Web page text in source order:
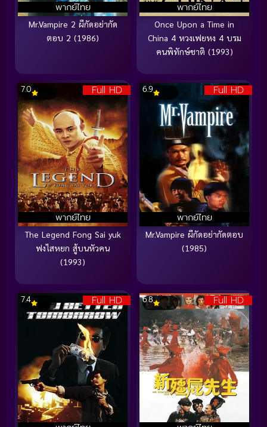
พากย์ไทย
Mr.Vampire 2 ผีกัดอย่ากัด
ตอบ 2 (1986)
พากย์ไทย
Once Upon a Time in
China 4 หวงเฟยหง 4 บรม
คนพิทักษ์ชาติ (1993)
Full HD
พากย์ไทย
7.0
The Legend Fong Sai yuk
ฟงไสหยก สู้บนหัวคน
(1993)
Full HD
พากย์ไทย
6.9
Mr.Vampire ผีกัดอย่ากัดตอบ
(1985)
Full HD
7.4 Full HD
6.8